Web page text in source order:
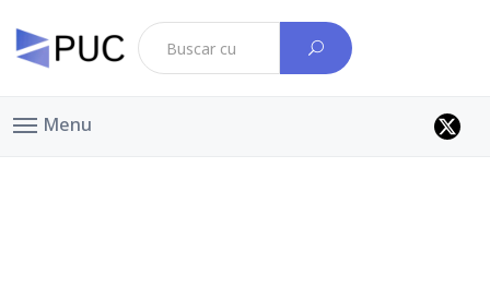
Menu